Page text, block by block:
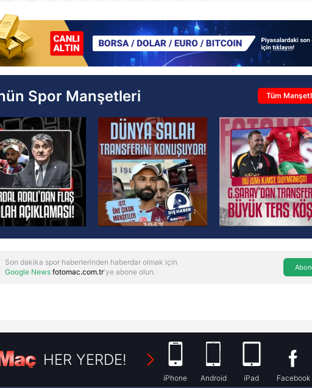
Spor Manşetleri Tüm
Son dakika spor haberlerinden haberdar olmak için
Google News fotomac.com.tr'ye abone olun.
HER YERDE!
iPhone Android iPad Facebook